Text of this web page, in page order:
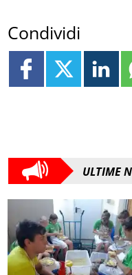
Condividi
ULTIME